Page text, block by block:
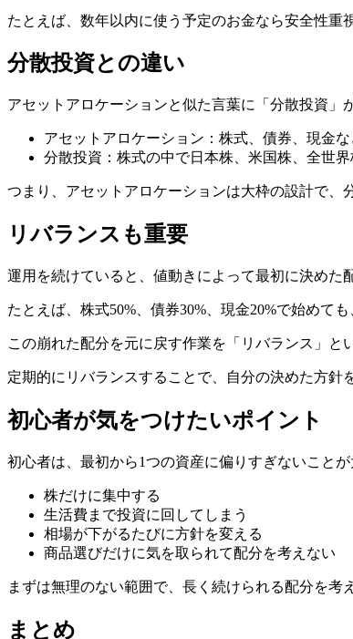
たとえば、数年以内に使う予定のお金なら安全性重
分散投資との違い
アセットアロケーションと似た言葉に「分散投資」
アセットアロケーション：株式、債券、現金
分散投資：株式の中で日本株、米国株、全世
つまり、アセットアロケーションは大枠の設計で、
リバランスも重要
運用を続けていると、値動きによって最初に決めた
たとえば、株式50%、債券30%、現金20%で始めて
この崩れた配分を元に戻す作業を「リバランス」と
定期的にリバランスすることで、自分の決めた方針
初心者が気をつけたいポイント
初心者は、最初から1つの資産に偏りすぎないこと
株だけに集中する
生活費まで投資に回してしまう
相場が下がるたびに方針を変える
商品選びだけに気を取られて配分を考えない
まずは無理のない範囲で、長く続けられる配分を考
まとめ